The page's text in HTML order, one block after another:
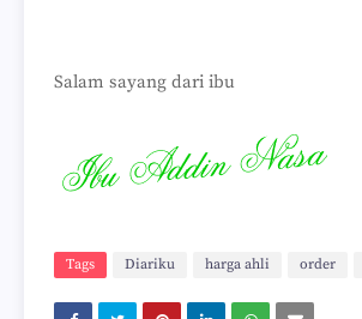
Salam sayang dari ibu
Tags Diariku harga ahli order